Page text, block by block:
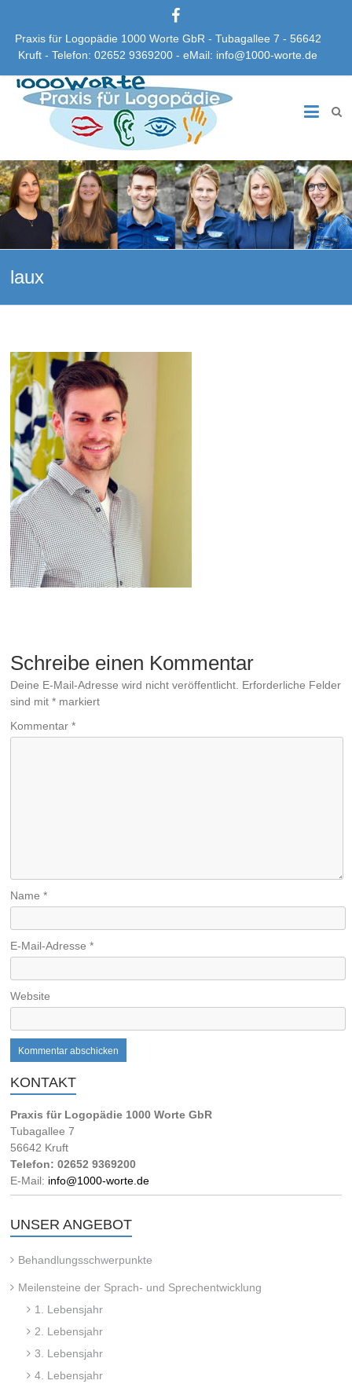
Praxis für Logopädie 1000 Worte GbR - Tubagallee 7 - 56642
Kruft - Telefon: 02652 9369200 - eMail: info@1000-worte.de
Praxis
Logopädie
1000
Worte
GbR
laux
Schreibe einen Kommentar
Deine E-Mail-Adresse wird nicht veröffentlicht. Erforderliche Felder
sind mit* markiert
Kommentar*
Name*
E-Mail-Adresse*
Website
KONTAKT
Praxis für Logopädie 1000 Worte GbR
Tubagallee 7
56642 Kruft
Telefon: 02652 9369200
E-Mail: info@1000-worte.de
UNSER ANGEBOT
Behandlungsschwerpunkte
Meilensteine der Sprach- und Sprechentwicklung
1. Lebensjahr
2. Lebensjahr
3. Lebensjahr
4. Lebensjahr